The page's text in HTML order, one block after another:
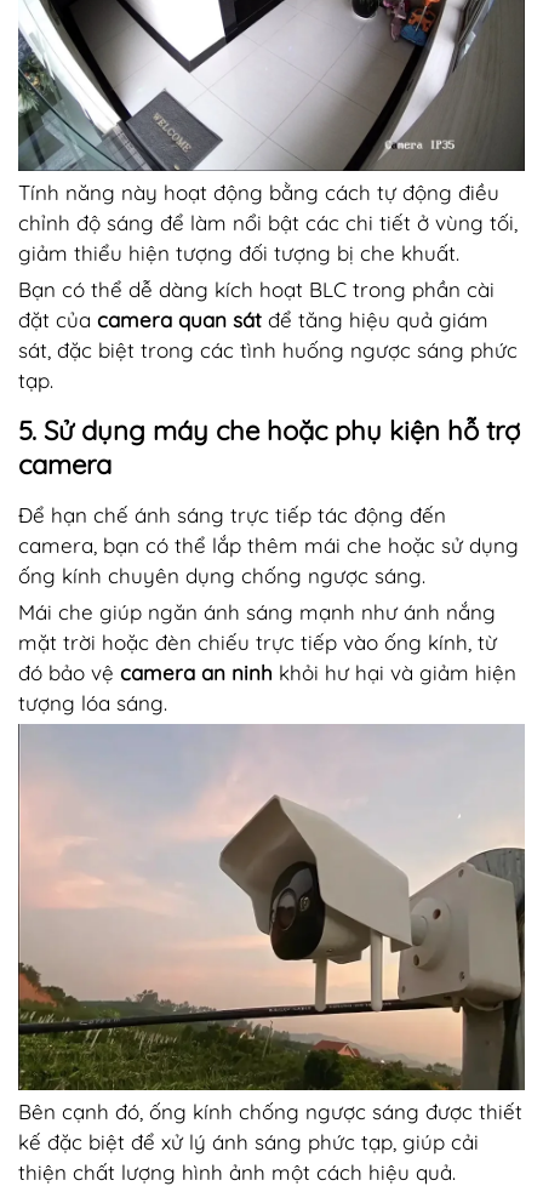
Tính năng này hoạt động bằng cách tự động điều
chỉnh độ sáng để làm nổi bật các chi tiết ở vùng tối,
giảm thiểu hiện tượng đối tượng bị che khuất.
Bạn có thể dễ dàng kích hoạt BLC trong phần cài
đặt của camera quan sát để tăng hiệu quả giám
sát, đặc biệt trong các tình huống ngược sáng phức
tạp.
5. Sử dụng máy che hoặc phụ kiện hỗ trợ
camera
Để hạn chế ánh sáng trực tiếp tác động đến
camera, bạn có thể lắp thêm mái che hoặc sử dụng
ống kính chuyên dụng chống ngược sáng.
Mái che giúp ngăn ánh sáng mạnh như ánh nắng
mặt trời hoặc đèn chiếu trực tiếp vào ống kính, từ
đó bảo vệ camera an ninh khỏi hư hại và giảm hiện
tượng lóa sáng.
Bên cạnh đó, ống kính chống ngược sáng được thiết
kế đặc biệt để xử lý ánh sáng phức tạp, giúp cải
thiện chất lượng hình ảnh một cách hiệu quả.